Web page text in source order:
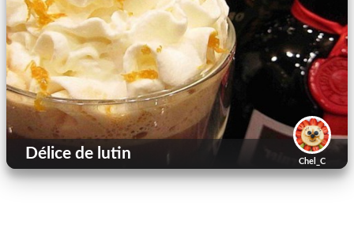
Chel_C
Délice de lutin